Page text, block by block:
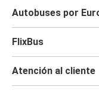
Autobuses por
FlixBus
Atención al cliente